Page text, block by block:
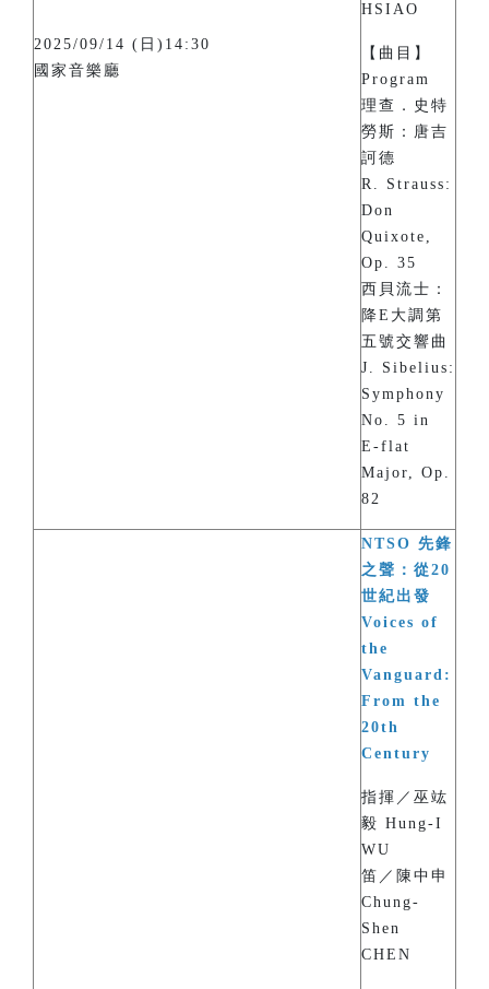
2025/09/14 (日)14:30
國家音樂廳
HSIAO
【曲目】
Program
理查．史特
勞斯：唐吉
訶德
R. Strauss:
Don
Quixote,
Op. 35
西貝流士：
降E大調第
五號交響曲
J. Sibelius:
Symphony
No. 5 in
E-flat
Major, Op.
82
NTSO 先鋒
之聲：從20
世紀出發
Voices of
the
Vanguard:
From the
20th
Century
指揮／巫竑
毅 Hung-I
WU
笛／陳中申
Chung-
Shen
CHEN